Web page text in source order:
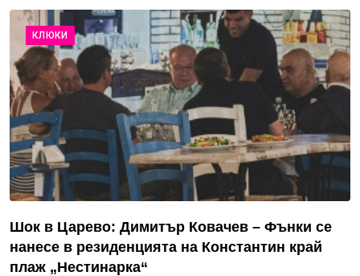
КЛЮКИ
Шок в Царево: Димитър Ковачев – Фънки се
нанесе в резиденцията на Константин край
плаж „Нестинарка“